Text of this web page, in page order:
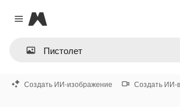
Close menu
Magnific
Создать ИИ-изображение Создать ИИ-